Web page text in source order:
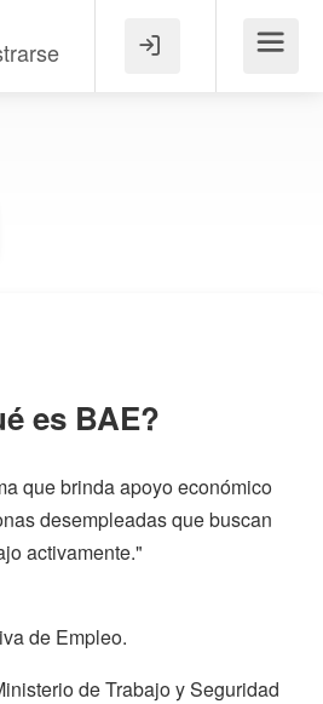
Menú
es BAE?
que brinda apoyo económico
desempleadas que buscan
activamente."
de Empleo.
de Trabajo y Seguridad